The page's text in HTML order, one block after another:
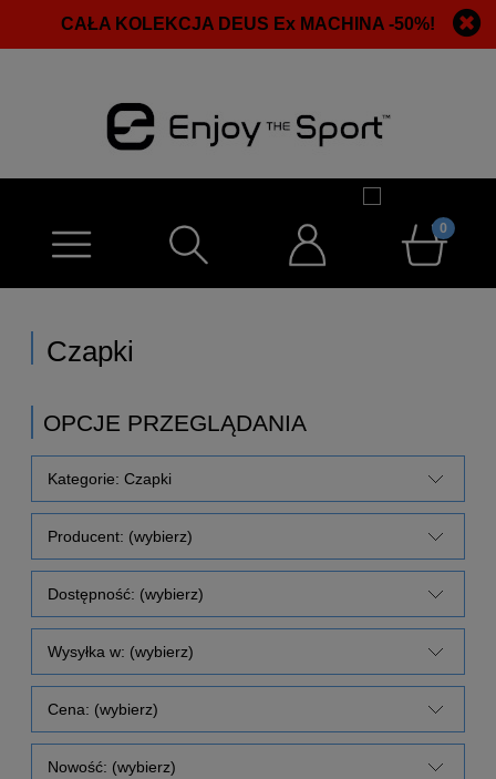
CAŁA KOLEKCJA DEUS Ex MACHINA -50%!
Czapki
OPCJE PRZEGLĄDANIA
Kategorie: Czapki
Producent: (wybierz)
Dostępność: (wybierz)
Wysyłka w: (wybierz)
Cena: (wybierz)
Nowość: (wybierz)